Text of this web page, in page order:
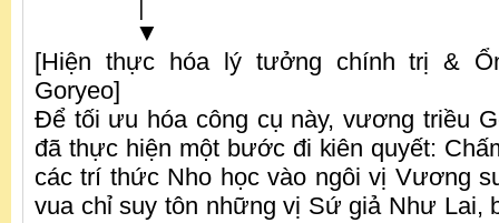
▼
[Hiện thực hóa lý tưởng chính trị &
Goryeo]
Để tối ưu hóa công cụ này, vương triều
đã thực hiện một bước đi kiên quyết:
các trí thức Nho học vào ngôi vị Vương
vua chỉ suy tôn những vị Sứ giả Như Lai,